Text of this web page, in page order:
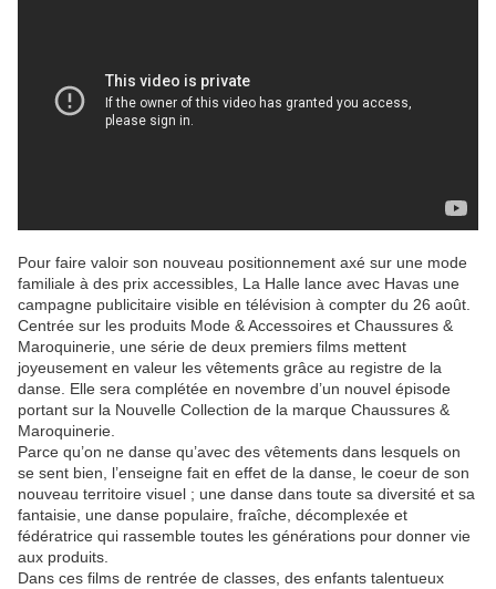
Pour faire valoir son nouveau positionnement axé sur une mode
familiale à des prix accessibles, La Halle lance avec Havas une
campagne publicitaire visible en télévision à compter du 26 août.
Centrée sur les produits Mode & Accessoires et Chaussures &
Maroquinerie, une série de deux premiers films mettent
joyeusement en valeur les vêtements grâce au registre de la
danse. Elle sera complétée en novembre d’un nouvel épisode
portant sur la Nouvelle Collection de la marque Chaussures &
Maroquinerie.
Parce qu’on ne danse qu’avec des vêtements dans lesquels on
se sent bien, l’enseigne fait en effet de la danse, le coeur de son
nouveau territoire visuel ; une danse dans toute sa diversité et sa
fantaisie, une danse populaire, fraîche, décomplexée et
fédératrice qui rassemble toutes les générations pour donner vie
aux produits.
Dans ces films de rentrée de classes, des enfants talentueux